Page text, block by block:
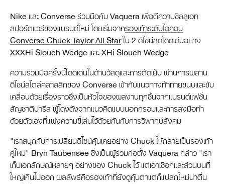
Nike และ Converse ร่วมมือกับ Vaquera เพื่อตีความซิลลูเอท
สปอร์ตแวร์ของแบรนด์ใหม่ โดยเริ่มจากรองเท้าระดับไอคอน
Converse Chuck Taylor All Starใน 2 ดีไซน์สุดโดดเด่นอย่าง
XXXHi Slouch Wedge และ XHi Slouch Wedge
ความร่วมมือครั้งนี้โดดเด่นในด้านวัสดุและการตัดเย็บ ผ่านการผสาน
ดีไซน์สไตล์คลาสสิกของ Converse เข้ากับแนวทางท้าทายขนบและขับ
เคลื่อนด้วยเรื่องราวซึ่งเป็นหัวใจของผลงานทุกชิ้นจากแบรนด์แฟชั่น
สัญชาติปารีส ผู้โด่งดังจากแนวคิดแบบนอกกรอบและการลงมือทำ
ด้วยตัวเองที่แฝงความขี้เล่นไว้ด้วยกันกับการวิพากษ์สังคม
"เราสนุกกับการเปลี่ยนดีไซน์คุ้นเคยอย่าง Chuck ให้กลายเป็นรองเท้า
คู่ใหม่" Bryn Taubensee ซึ่งเป็นผู้ร่วมก่อตั้ง Vaquera กล่าว "เรา
เก็บเอกลักษณ์หลายๆ อย่างของ Chuck ไว้ แต่เอาเชือกและส่วนบนที่
ใหญ่เกินไปออก ผลลัพธ์คือรองเท้าที่ยังดูคุ้นตาแต่ก็แปลกใหม่น่าตื่น